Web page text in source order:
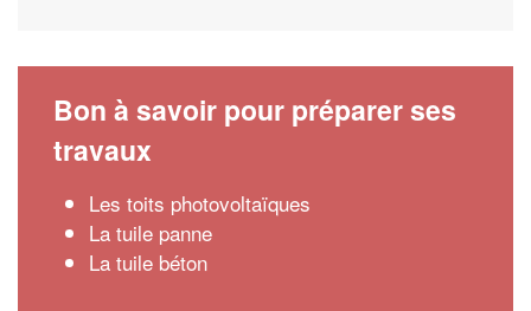
Bon à savoir pour préparer ses
travaux
Les toits photovoltaïques
La tuile panne
La tuile béton